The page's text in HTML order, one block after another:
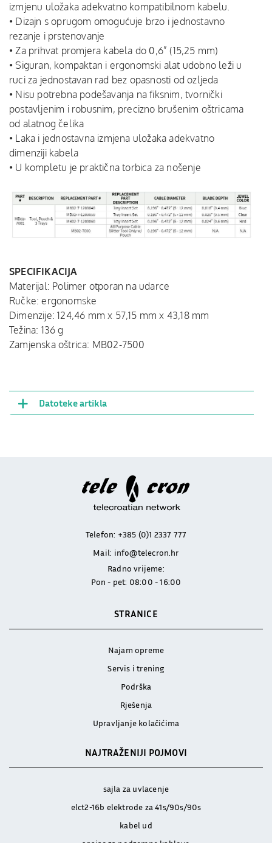
izmjenu uložaka adekvatno kompatibilnom kabelu.
• Dizajn s oprugom omogućuje brzo i jednostavno
rezanje i prstenovanje
• Za prihvat promjera kabela do 0,6” (15,25 mm)
• Siguran, kompaktan i ergonomski alat udobno leži u
ruci za jednostavan rad bez opasnosti od ozljeda
• Nisu potrebna podešavanja na fiksnim, tvornički
postavljenim i robusnim, precizno brušenim oštricama
od alatnog čelika
• Laka i jednostavna izmjena uložaka adekvatno
dimenziji kabela
• U kompletu je praktična torbica za nošenje
SPECIFIKACIJA
Materijal: Polimer otporan na udarce
Ručke: ergonomske
Dimenzije: 124,46 mm x 57,15 mm x 43,18 mm
Težina: 136 g
Zamjenska oštrica: MB02-7500
Datoteke artikla
Telefon: +385 (0)1 2337 777
Mail: info@telecron.hr
Radno vrijeme:
Pon - pet: 08:00 - 16:00
STRANICE
Najam opreme
Servis i trening
Podrška
Rješenja
Upravljanje kolačićima
NAJTRAŽENIJI POJMOVI
sajla za uvlacenje
elct2-16b elektrode za 41s/90s/90s
kabel ud